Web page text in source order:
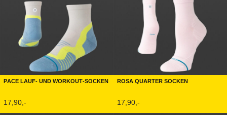
Pace Lauf- und Workout-Socken
17,90,-
Rosa Quarter Socken
17,90,-